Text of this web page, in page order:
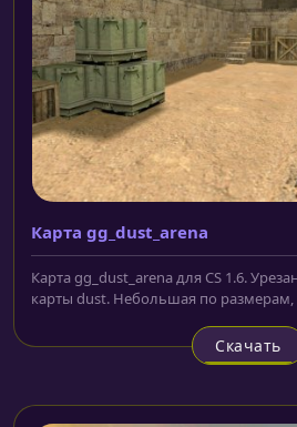
Карта gg_dust_arena
Карта gg_dust_arena для CS 1.6.
карты dust. Небольшая по размерам,
Скачать